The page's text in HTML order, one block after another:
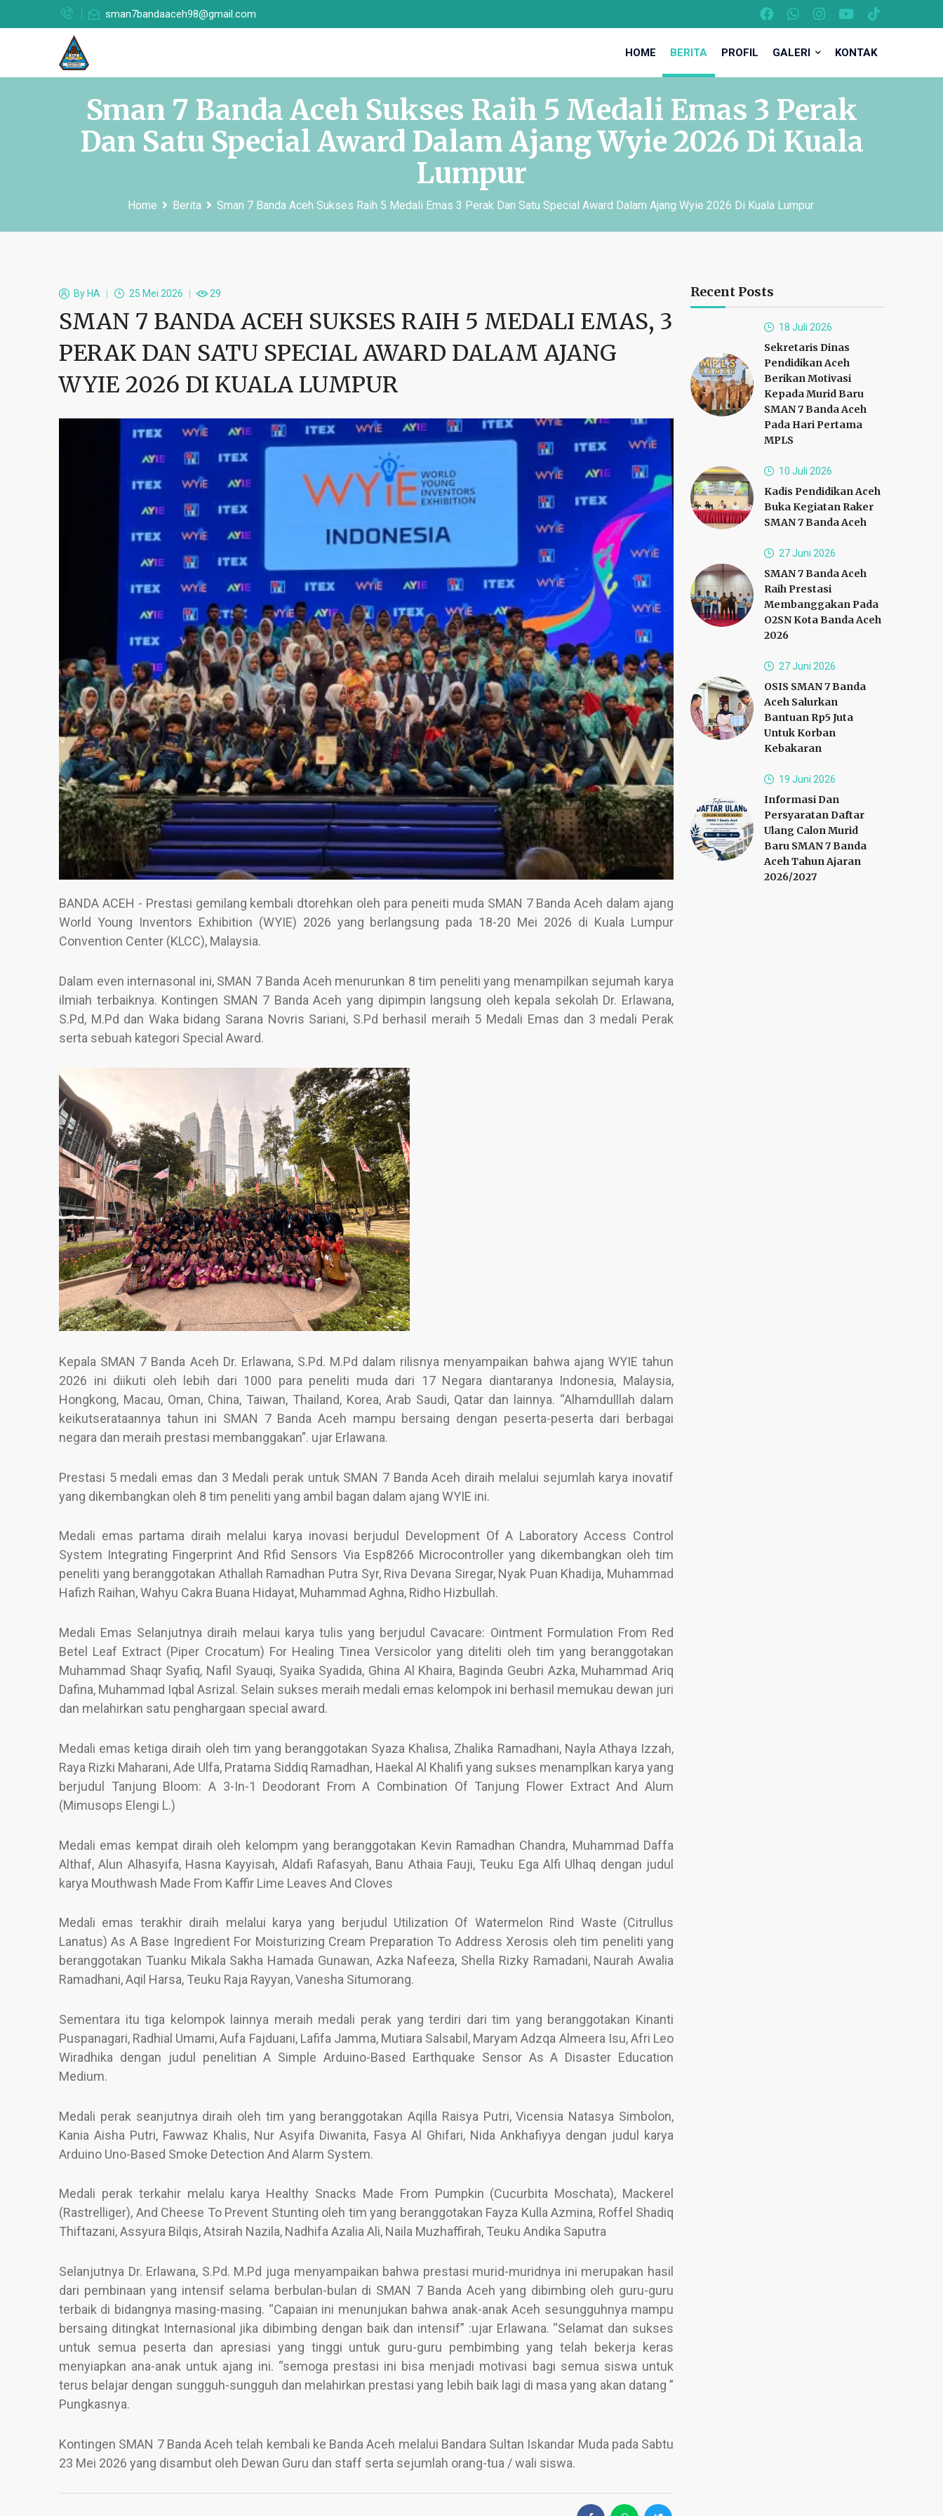
sman7bandaaceh98@gmail.com
HOME BERITA PROFIL GALERI KONTAK
Sman 7 Banda Aceh Sukses Raih 5 Medali Emas 3 Perak
Dan Satu Special Award Dalam Ajang Wyie 2026 Di Kuala
Lumpur
Home Berita Sman 7 Banda Aceh Sukses Raih 5 Medali Emas 3 Perak Dan Satu Special Award Dalam Ajang Wyie 2026 Di Kuala Lumpur
By HA 25 Mei 2026 29
SMAN 7 BANDA ACEH SUKSES RAIH 5 MEDALI EMAS, 3
PERAK DAN SATU SPECIAL AWARD DALAM AJANG
WYIE 2026 DI KUALA LUMPUR
BANDA ACEH - Prestasi gemilang kembali dtorehkan oleh para peneiti muda SMAN 7 Banda Aceh dalam ajang
World Young Inventors Exhibition (WYIE) 2026 yang berlangsung pada 18-20 Mei 2026 di Kuala Lumpur
Convention Center (KLCC), Malaysia.
Dalam even internasonal ini, SMAN 7 Banda Aceh menurunkan 8 tim peneliti yang menampilkan sejumah karya
ilmiah terbaiknya. Kontingen SMAN 7 Banda Aceh yang dipimpin langsung oleh kepala sekolah Dr. Erlawana,
S.Pd, M.Pd dan Waka bidang Sarana Novris Sariani, S.Pd berhasil meraih 5 Medali Emas dan 3 medali Perak
serta sebuah kategori Special Award.
Kepala SMAN 7 Banda Aceh Dr. Erlawana, S.Pd. M.Pd dalam rilisnya menyampaikan bahwa ajang WYIE tahun
2026 ini diikuti oleh lebih dari 1000 para peneliti muda dari 17 Negara diantaranya Indonesia, Malaysia,
Hongkong, Macau, Oman, China, Taiwan, Thailand, Korea, Arab Saudi, Qatar dan lainnya. “Alhamdulllah dalam
keikutserataannya tahun ini SMAN 7 Banda Aceh mampu bersaing dengan peserta-peserta dari berbagai
negara dan meraih prestasi membanggakan”. ujar Erlawana.
Prestasi 5 medali emas dan 3 Medali perak untuk SMAN 7 Banda Aceh diraih melalui sejumlah karya inovatif
yang dikembangkan oleh 8 tim peneliti yang ambil bagan dalam ajang WYIE ini.
Medali emas partama diraih melalui karya inovasi berjudul Development Of A Laboratory Access Control
System Integrating Fingerprint And Rfid Sensors Via Esp8266 Microcontroller yang dikembangkan oleh tim
peneliti yang beranggotakan Athallah Ramadhan Putra Syr, Riva Devana Siregar, Nyak Puan Khadija, Muhammad
Hafizh Raihan, Wahyu Cakra Buana Hidayat, Muhammad Aghna, Ridho Hizbullah.
Medali Emas Selanjutnya diraih melaui karya tulis yang berjudul Cavacare: Ointment Formulation From Red
Betel Leaf Extract (Piper Crocatum) For Healing Tinea Versicolor yang diteliti oleh tim yang beranggotakan
Muhammad Shaqr Syafiq, Nafil Syauqi, Syaika Syadida, Ghina Al Khaira, Baginda Geubri Azka, Muhammad Ariq
Dafina, Muhammad Iqbal Asrizal. Selain sukses meraih medali emas kelompok ini berhasil memukau dewan juri
dan melahirkan satu penghargaan special award.
Medali emas ketiga diraih oleh tim yang beranggotakan Syaza Khalisa, Zhalika Ramadhani, Nayla Athaya Izzah,
Raya Rizki Maharani, Ade Ulfa, Pratama Siddiq Ramadhan, Haekal Al Khalifi yang sukses menamplkan karya yang
berjudul Tanjung Bloom: A 3-In-1 Deodorant From A Combination Of Tanjung Flower Extract And Alum
(Mimusops Elengi L.)
Medali emas kempat diraih oleh kelompm yang beranggotakan Kevin Ramadhan Chandra, Muhammad Daffa
Althaf, Alun Alhasyifa, Hasna Kayyisah, Aldafi Rafasyah, Banu Athaia Fauji, Teuku Ega Alfi Ulhaq dengan judul
karya Mouthwash Made From Kaffir Lime Leaves And Cloves
Medali emas terakhir diraih melalui karya yang berjudul Utilization Of Watermelon Rind Waste (Citrullus
Lanatus) As A Base Ingredient For Moisturizing Cream Preparation To Address Xerosis oleh tim peneliti yang
beranggotakan Tuanku Mikala Sakha Hamada Gunawan, Azka Nafeeza, Shella Rizky Ramadani, Naurah Awalia
Ramadhani, Aqil Harsa, Teuku Raja Rayyan, Vanesha Situmorang.
Sementara itu tiga kelompok lainnya meraih medali perak yang terdiri dari tim yang beranggotakan Kinanti
Puspanagari, Radhial Umami, Aufa Fajduani, Lafifa Jamma, Mutiara Salsabil, Maryam Adzqa Almeera Isu, Afri Leo
Wiradhika dengan judul penelitian A Simple Arduino-Based Earthquake Sensor As A Disaster Education
Medium.
Medali perak seanjutnya diraih oleh tim yang beranggotakan Aqilla Raisya Putri, Vicensia Natasya Simbolon,
Kania Aisha Putri, Fawwaz Khalis, Nur Asyifa Diwanita, Fasya Al Ghifari, Nida Ankhafiyya dengan judul karya
Arduino Uno-Based Smoke Detection And Alarm System.
Medali perak terkahir melalu karya Healthy Snacks Made From Pumpkin (Cucurbita Moschata), Mackerel
(Rastrelliger), And Cheese To Prevent Stunting oleh tim yang beranggotakan Fayza Kulla Azmina, Roffel Shadiq
Thiftazani, Assyura Bilqis, Atsirah Nazila, Nadhifa Azalia Ali, Naila Muzhaffirah, Teuku Andika Saputra
Selanjutnya Dr. Erlawana, S.Pd. M.Pd juga menyampaikan bahwa prestasi murid-muridnya ini merupakan hasil
dari pembinaan yang intensif selama berbulan-bulan di SMAN 7 Banda Aceh yang dibimbing oleh guru-guru
terbaik di bidangnya masing-masing. “Capaian ini menunjukan bahwa anak-anak Aceh sesungguhnya mampu
bersaing ditingkat Internasional jika dibimbing dengan baik dan intensif” :ujar Erlawana. “Selamat dan sukses
untuk semua peserta dan apresiasi yang tinggi untuk guru-guru pembimbing yang telah bekerja keras
menyiapkan ana-anak untuk ajang ini. “semoga prestasi ini bisa menjadi motivasi bagi semua siswa untuk
terus belajar dengan sungguh-sungguh dan melahirkan prestasi yang lebih baik lagi di masa yang akan datang ”
Pungkasnya.
Kontingen SMAN 7 Banda Aceh telah kembali ke Banda Aceh melalui Bandara Sultan Iskandar Muda pada Sabtu
23 Mei 2026 yang disambut oleh Dewan Guru dan staff serta sejumlah orang-tua / wali siswa.
Recent Posts
18 Juli 2026
Sekretaris Dinas
Pendidikan Aceh
Berikan Motivasi
Kepada Murid Baru
SMAN 7 Banda Aceh
Pada Hari Pertama
MPLS
10 Juli 2026
Kadis Pendidikan Aceh
Buka Kegiatan Raker
SMAN 7 Banda Aceh
27 Juni 2026
SMAN 7 Banda Aceh
Raih Prestasi
Membanggakan Pada
O2SN Kota Banda Aceh
2026
27 Juni 2026
OSIS SMAN 7 Banda
Aceh Salurkan
Bantuan Rp5 Juta
Untuk Korban
Kebakaran
19 Juni 2026
Informasi Dan
Persyaratan Daftar
Ulang Calon Murid
Baru SMAN 7 Banda
Aceh Tahun Ajaran
2026/2027